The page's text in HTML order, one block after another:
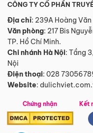
CÔNG TY CỔ PHẦN
Địa chỉ: 239A Hoàng Văn
Văn phòng: 217 Bis
TP. Hồ Chí Minh.
Chi nhánh Hà Nội: Tầng
Nội
Điện thoại: 028
Website:
Chứng nhận Kết